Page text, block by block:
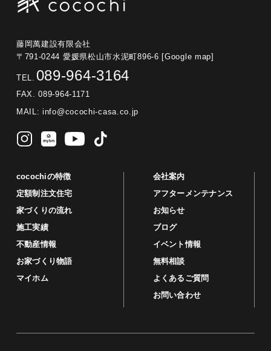
藤岡萬建設有限会社
〒791-0244 愛媛県松山市水泥町896-6 [Google map]
TEL. 089-964-3164
FAX. 089-964-1171
MAIL: info@cocochi-casa.co.jp
cocochiの特徴
定額制注文住宅
家づくりの流れ
施工実績
不動産情報
お家づくり物語
マイホム
会社案内
アフターメンテナンス
お知らせ
ブログ
イベント情報
無料相談
よくあるご質問
お問い合わせ